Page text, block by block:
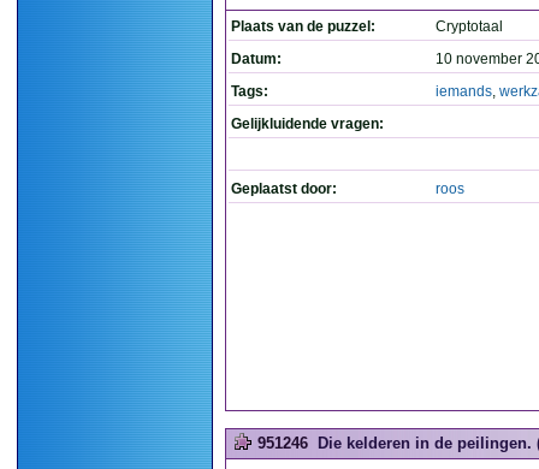
Plaats van de puzzel:
Cryptotaal
Datum:
10 november
Tags:
iemands,
Gelijkluidende vragen:
Geplaatst door: roos
951246 Die kelderen in de peilingen.